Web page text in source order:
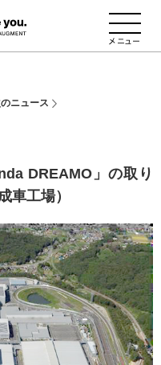
ニュース
DREAMO」の取り
車工場）